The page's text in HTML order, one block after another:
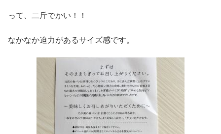
って、二斤でかい！！
なかなか迫力があるサイズ感です。